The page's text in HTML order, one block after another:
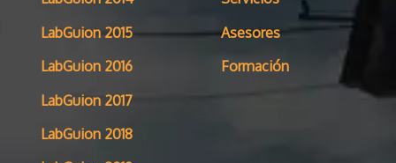
LabGuion 2015
LabGuion 2016
LabGuion 2017
LabGuion 2018
Asesores
Formación